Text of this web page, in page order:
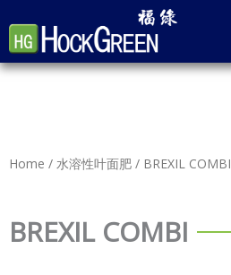
to
content
Home / 水溶性叶面肥 / BREXIL COMBI
BREXIL COMBI